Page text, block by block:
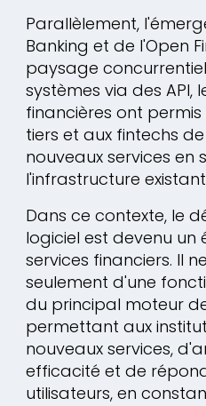
Parallèlement,
Banking et de l'Open
paysage
systèmes via des API,
financières ont
tiers et aux fintechs
nouveaux services en
l'infrastructure
Dans ce contexte, le
logiciel est devenu
services financiers. Il
seulement d'une
du principal moteur
permettant aux
nouveaux services,
efficacité et de
utilisateurs, en